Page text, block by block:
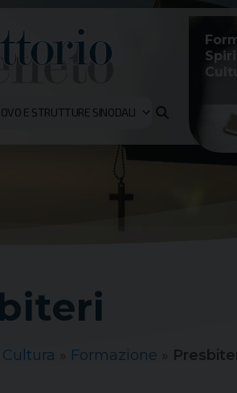
E STRUTTURE SINODALI
» Formazione »